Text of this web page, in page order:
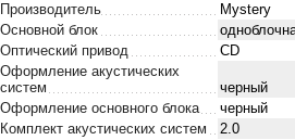
Производитель
Mystery
Основной блок
Оптический привод
CD
Оформление акустических
систем
черный
Оформление основного блока
черный
Комплект акустических систем
2.0